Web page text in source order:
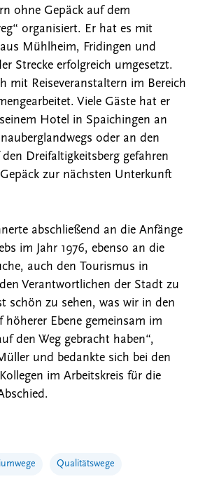
ohne Gepäck auf dem
organisiert. Er hat es mit
Mühlheim, Fridingen und
Strecke erfolgreich umgesetzt.
mit Reiseveranstaltern im Bereich
Viele Gäste hat er
Hotel in Spaichingen an
oder an den
Dreifaltigkeitsberg gefahren
zur nächsten Unterkunft
abschließend an die Anfänge
im Jahr 1976, ebenso an die
auch den Tourismus in
Verantwortlichen der Stadt zu
schön zu sehen, was wir in den
höherer Ebene gemeinsam im
den Weg gebracht haben“,
und bedankte sich bei den
im Arbeitskreis für die
Qualitätswege